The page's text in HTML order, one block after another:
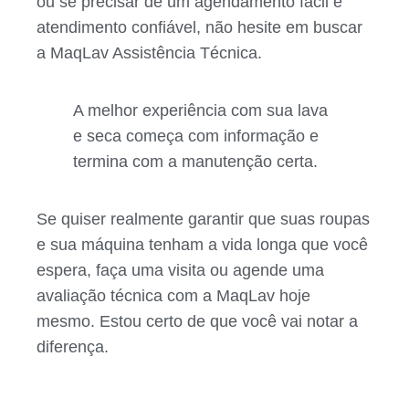
atendimento confiável, não hesite em buscar
a MaqLav Assistência Técnica.
A melhor experiência com sua lava
e seca começa com informação e
termina com a manutenção certa.
Se quiser realmente garantir que suas roupas
e sua máquina tenham a vida longa que você
espera, faça uma visita ou agende uma
avaliação técnica com a MaqLav hoje
mesmo. Estou certo de que você vai notar a
diferença.